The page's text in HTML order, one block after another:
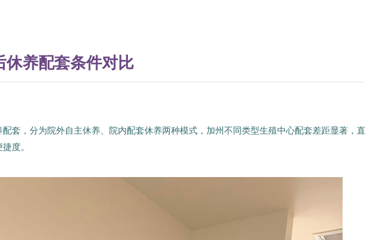
休养配套条件对比
套，分为院外自主休养、院内配套休养两种模式，加州不同类型生殖中心配套差距显著，
度。